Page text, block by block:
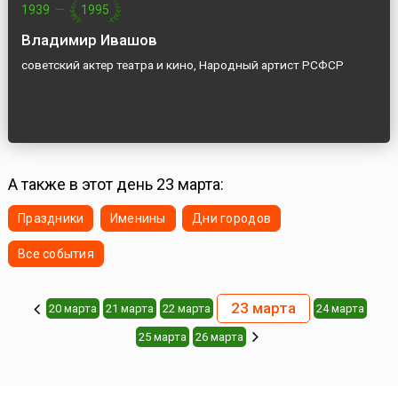
1939 — 1995
Владимир Ивашов
советский актер театра и кино, Народный артист РСФСР
А также в этот день 23 марта:
Праздники Именины Дни городов
Все события
20 марта 21 марта 22 марта 23 марта 24 марта
25 марта 26 марта